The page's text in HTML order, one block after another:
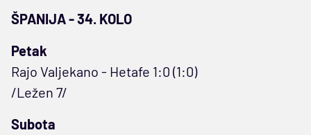
ŠPANIJA - 34. KOLO
Petak
Rajo Valjekano - Hetafe 1:0 (1:0)
/Ležen 7/
Subota